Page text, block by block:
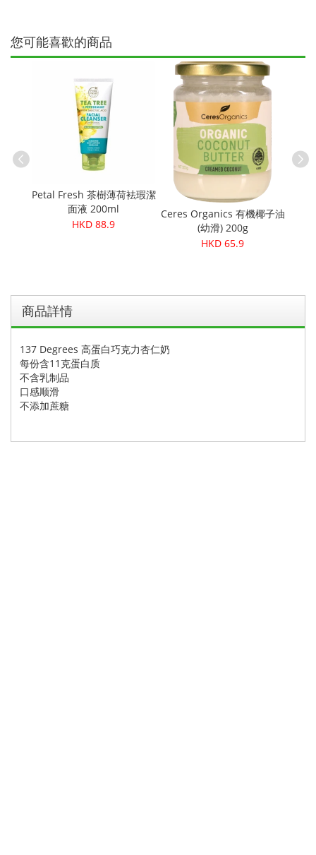
您可能喜歡的商品
Petal Fresh 茶樹薄荷袪瑕潔
面液 200ml
HKD 88.9
Ceres Organics 有機椰子油
(幼滑) 200g
HKD 65.9
商品詳情
137 Degrees 高蛋白巧克力杏仁奶
每份含11克蛋白质
不含乳制品
口感顺滑
不添加蔗糖